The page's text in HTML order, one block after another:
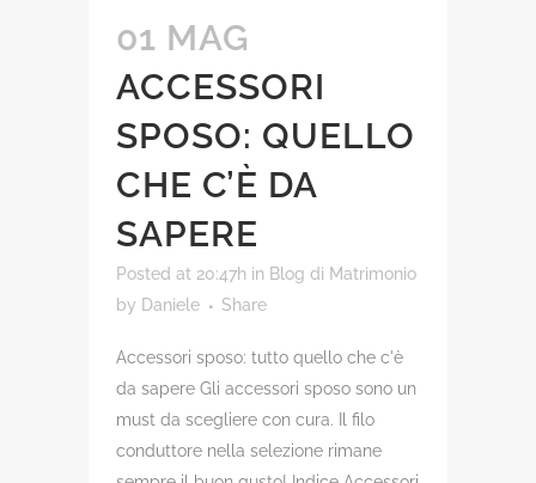
01 MAG
ACCESSORI
SPOSO: QUELLO
CHE C’È DA
SAPERE
Posted at 20:47h in Blog di Matrimonio
by Daniele Share
Accessori sposo: tutto quello che c'è
da sapere Gli accessori sposo sono un
must da scegliere con cura. Il filo
conduttore nella selezione rimane